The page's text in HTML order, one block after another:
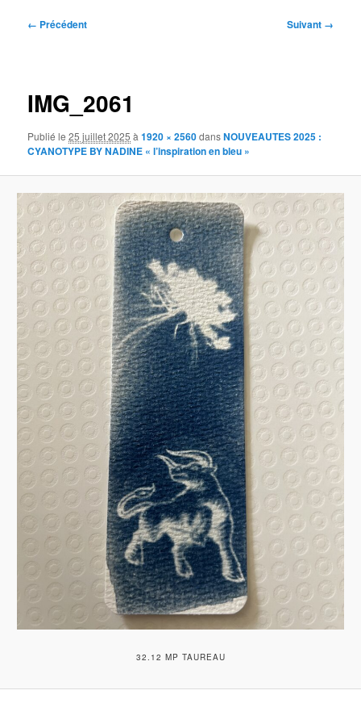
Navigation
← Précédent Suivant →
IMG_2061
Publié le25 juillet 2025 à1920 × 2560dansNOUVEAUTES 2025 :
CYANOTYPE BY NADINE « l’inspiration en bleu »
32.12 MP TAUREAU